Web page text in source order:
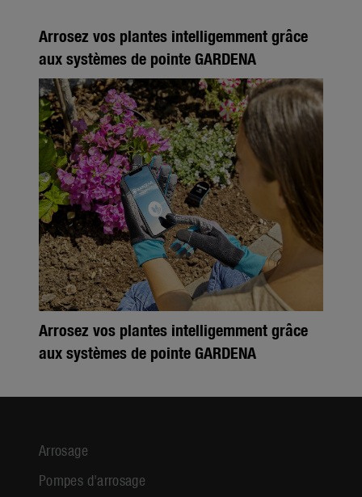
Arrosez vos plantes intelligemment grâce
aux systèmes de pointe GARDENA
Arrosez vos plantes intelligemment grâce
aux systèmes de pointe GARDENA
Arrosage
Pompes d'arrosage